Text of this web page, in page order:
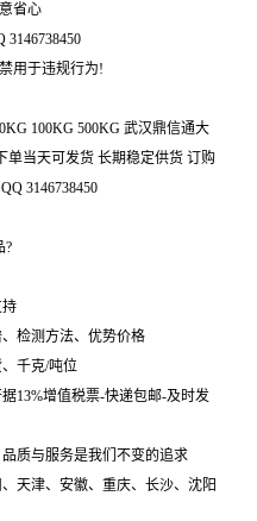
省心
3146738450
用于违规行为!
100KG 500KG 武汉鼎信通大
单当天可发货 长期稳定供货 订购
3146738450
?
检测方法、优势价格
千克/吨位
13%增值税票-快递包邮-及时发
质与服务是我们不变的追求
天津、安徽、重庆、长沙、沈阳